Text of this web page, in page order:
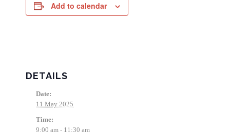
Add to calendar
DETAILS
Date:
11 May 2025
Time:
9:00 am - 11:30 am